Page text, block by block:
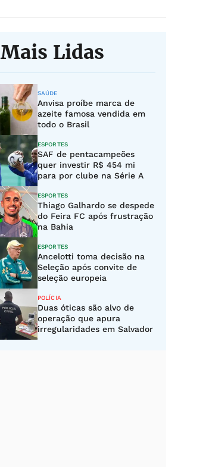
Mais Lidas
SAÚDE
Anvisa proíbe marca de
azeite famosa vendida em
todo o Brasil
ESPORTES
SAF de pentacampeões
quer investir R$ 454 mi
para por clube na Série A
ESPORTES
Thiago Galhardo se despede
do Feira FC após frustração
na Bahia
ESPORTES
Ancelotti toma decisão na
Seleção após convite de
seleção europeia
POLÍCIA
Duas óticas são alvo de
operação que apura
irregularidades em Salvador